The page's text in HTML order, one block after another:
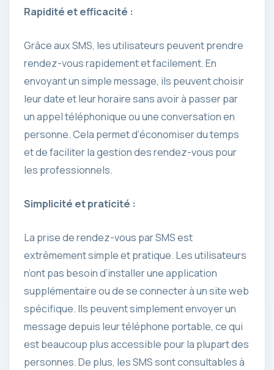
Rapidité et efficacité :
Grâce aux SMS, les utilisateurs peuvent prendre
rendez-vous rapidement et facilement. En
envoyant un simple message, ils peuvent choisir
leur date et leur horaire sans avoir à passer par
un appel téléphonique ou une conversation en
personne. Cela permet d’économiser du temps
et de faciliter la gestion des rendez-vous pour
les professionnels.
Simplicité et praticité :
La prise de rendez-vous par SMS est
extrêmement simple et pratique. Les utilisateurs
n’ont pas besoin d’installer une application
supplémentaire ou de se connecter à un site web
spécifique. Ils peuvent simplement envoyer un
message depuis leur téléphone portable, ce qui
est beaucoup plus accessible pour la plupart des
personnes. De plus, les SMS sont consultables à